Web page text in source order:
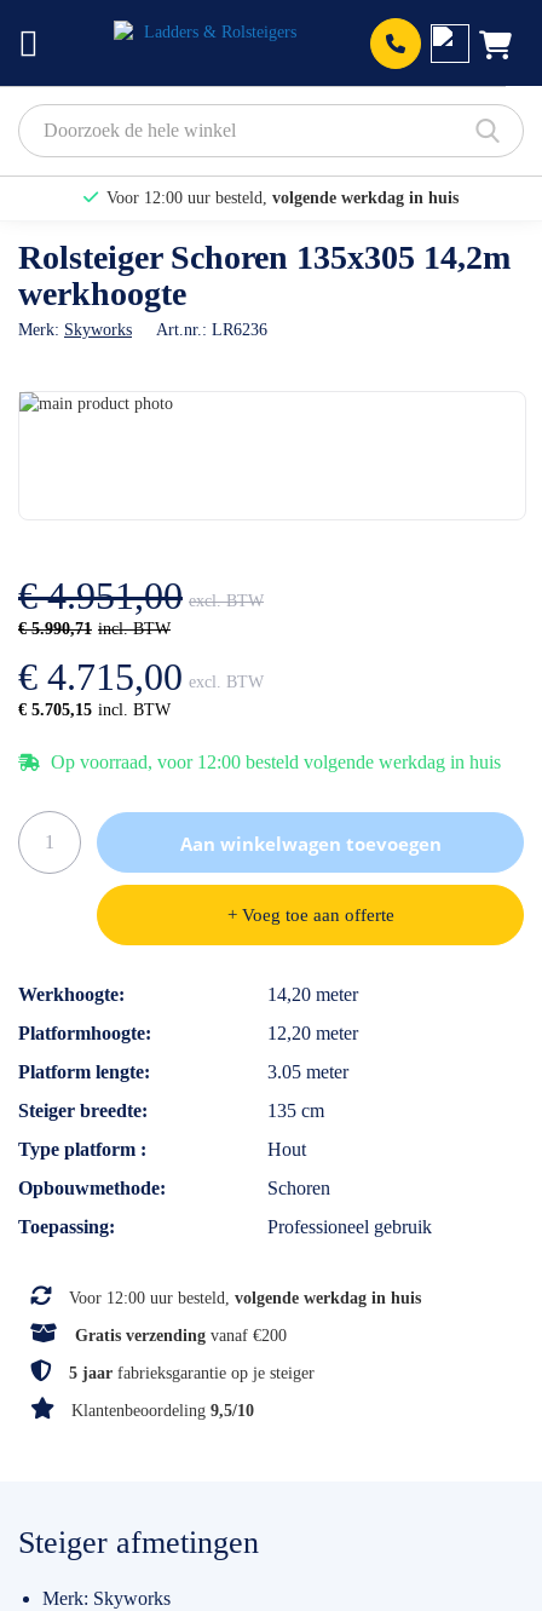
Voor 12:00 uur besteld, volgende werkdag in huis
Bekijk hier onze Actiepagina
Binnen 1 dag een
Rolsteiger Schoren 135x305 14,2m
werkhoogte
Merk: Skyworks Art.nr.: LR6236
Ga
gallerij
€ 5.990,71
€ 4.951,00
€ 5.705,15
€ 4.715,00
Op voorraad, voor 12:00 besteld volgende werkdag in huis
Aan winkelwagen toevoegen
+ Voeg toe aan offerte
Specificaties
Werkhoogte
14,20 meter
Platformhoogte
12,20 meter
Platform lengte
3.05 meter
Steiger breedte
135 cm
Type platform
Hout
Opbouwmethode
Schoren
Toepassing
Professioneel gebruik
Voor 12:00 uur besteld, volgende werkdag in huis
Gratis verzending vanaf €200
5 jaar fabrieksgarantie op je steiger
Klantenbeoordeling 9,5/10
Steiger afmetingen
Merk: Skyworks